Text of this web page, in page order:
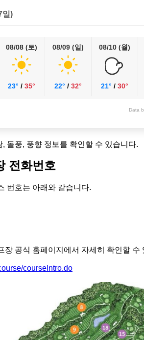
일)
08/08 (토)
23° / 35°
08/09 (일)
22° / 32°
08/10 (월)
21° / 30°
Data
돌풍, 풍향 정보를 확인할 수 있습니다.
전화번호
번호는 아래와 같습니다.
장 공식 홈페이지에서 자세히 확인할 수
courseIntro.do